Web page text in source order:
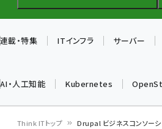
連載・特集 ITインフラ サーバー
AI・人工知能 Kubernetes
Think ITトップ Drupal ビジネスコンソーシ